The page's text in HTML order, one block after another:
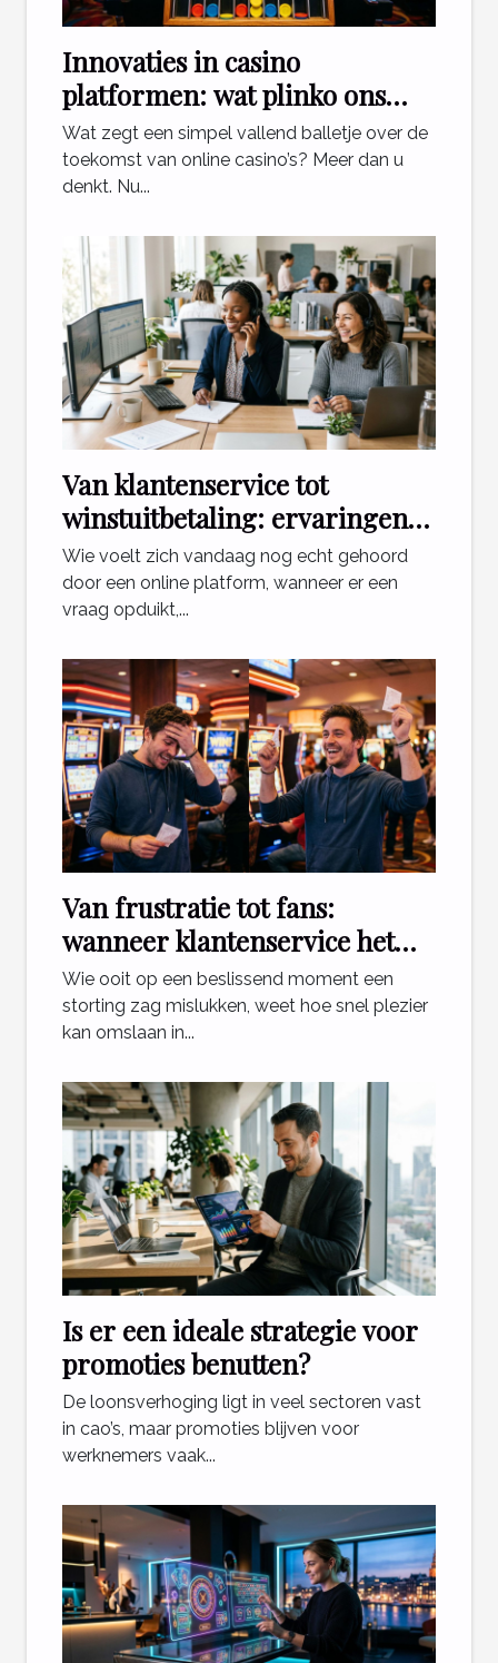
Innovaties in casino
platformen: wat plinko ons
leert
Wat zegt een simpel vallend balletje over de
toekomst van online casino’s? Meer dan u
denkt. Nu...
Van klantenservice tot
winstuitbetaling: ervaringen
die ertoe doen
Wie voelt zich vandaag nog echt gehoord
door een online platform, wanneer er een
vraag opduikt,...
Van frustratie tot fans:
wanneer klantenservice het
verschil maakt voor gokkers
Wie ooit op een beslissend moment een
storting zag mislukken, weet hoe snel plezier
kan omslaan in...
Is er een ideale strategie voor
promoties benutten?
De loonsverhoging ligt in veel sectoren vast
in cao’s, maar promoties blijven voor
werknemers vaak...